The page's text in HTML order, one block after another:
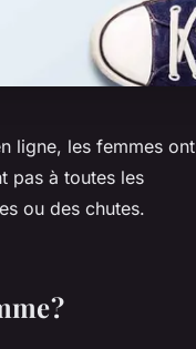
ligne, les femmes ont
pas à toutes les
ou des chutes.
?